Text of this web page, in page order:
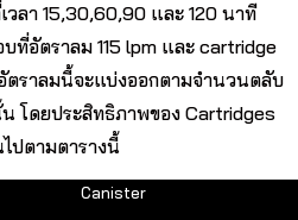
ลา 15,30,60,90 และ 120 นาที
ที่อัตราลม 115 lpm และ cartridge
ตราลมนี้จะแบ่งออกตามจำนวนตลับ
โดยประสิทธิภาพของ Cartridges
ปตามตารางนี้
Canister